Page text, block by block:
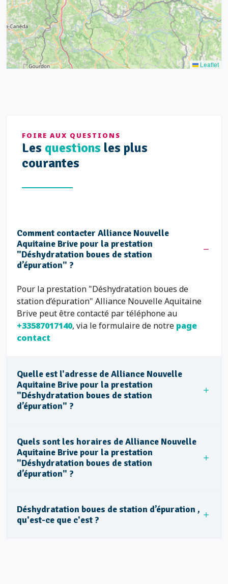
5
13
5
10
Leaflet
FOIRE AUX QUESTIONS
Les questions les plus
courantes
Comment contacter Alliance Nouvelle
Aquitaine Brive pour la prestation
"Déshydratation boues de station
d’épuration" ?
Pour la prestation "Déshydratation boues de
station d’épuration" Alliance Nouvelle Aquitaine
Brive peut être contacté par téléphone au
+33587017140, via le formulaire de notre page
contact
Quelle est l'adresse de Alliance Nouvelle
Aquitaine Brive pour la prestation
"Déshydratation boues de station
d’épuration" ?
Quels sont les horaires de Alliance Nouvelle
Aquitaine Brive pour la prestation
"Déshydratation boues de station
d’épuration" ?
Déshydratation boues de station d’épuration ,
qu'est-ce que c'est ?